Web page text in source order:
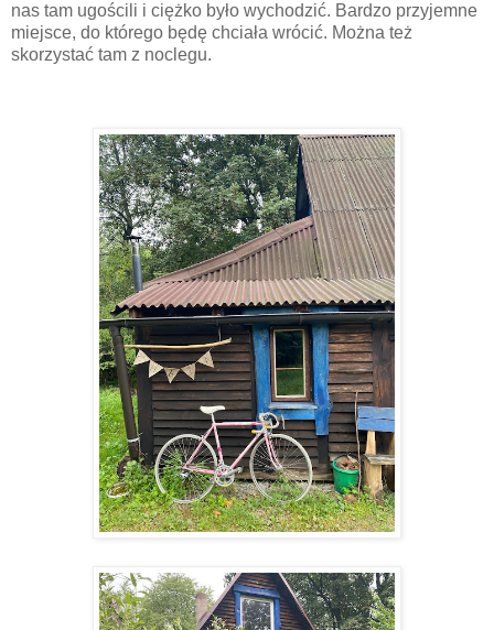
nas tam ugościli i ciężko było wychodzić. Bardzo przyjemne
miejsce, do którego będę chciała wrócić. Można też
skorzystać tam z noclegu.